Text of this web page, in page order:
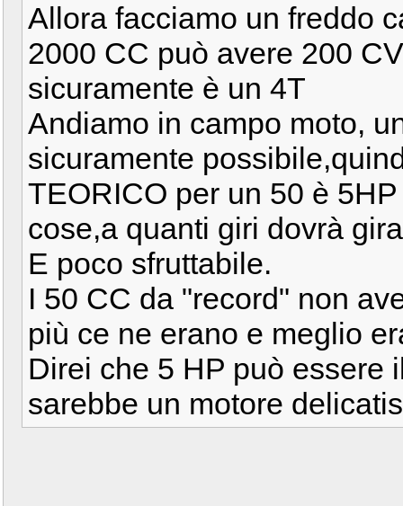
Allora facciamo un freddo
2000 CC può avere 200
sicuramente è un 4T
Andiamo in campo moto,
sicuramente
TEORICO per un 50 è
cose,a quanti giri dovrà
E poco sfruttabile.
I 50 CC da "record" non
più ce ne erano e meglio
Direi che 5 HP può essere
sarebbe un motore